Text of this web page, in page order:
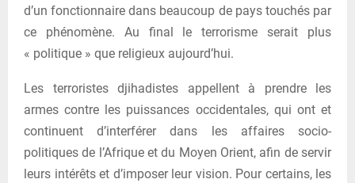
d’un fonctionnaire dans beaucoup de pays touchés par
ce phénomène. Au final le terrorisme serait plus
« politique » que religieux aujourd’hui.
Les terroristes djihadistes appellent à prendre les
armes contre les puissances occidentales, qui ont et
continuent d’interférer dans les affaires socio-
politiques de l’Afrique et du Moyen Orient, afin de servir
leurs intérêts et d’imposer leur vision. Pour certains, les